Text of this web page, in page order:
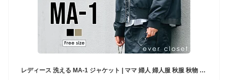
レディース 洗える MA-1 ジャケット | ママ 婦人 婦人服 秋服 秋物 MA1 長袖 薄手 中綿無し 上着 ブルゾン ジャケット アウター ライトアウター 軽量アウター ジャンパー ナイロン 薄手 羽織 軽量 撥水 はっ水 体型カバー 前開き ミリタリー 洗濯OK 24AW 243145034